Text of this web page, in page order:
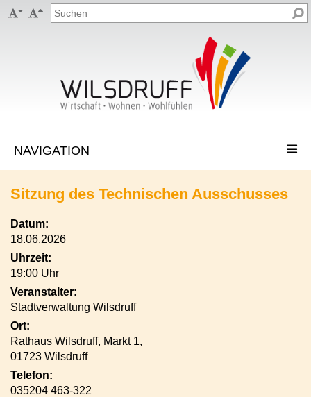
 
Sitzung des Technischen Ausschusses
Datum:
18.06.2026
Uhrzeit:
19:00 Uhr
Veranstalter:
Stadtverwaltung Wilsdruff
Ort:
Rathaus Wilsdruff, Markt 1,
01723 Wilsdruff
Telefon:
035204 463-322